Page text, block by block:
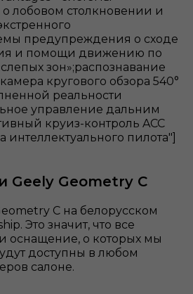
лобовом столкновении и
предупреждения о сходе
и помощи движению по
зон»;распознавание
кругового обзора 540°
реальности
управление дальним
круиз-контроль ACC
интеллектуального пилота"]
Geely Geometry C
С на белорусском
Это значит, что все
оснащение, о которых мы
доступны в любом
салоне.